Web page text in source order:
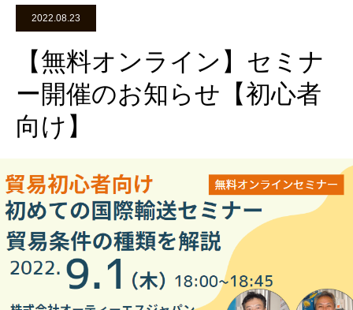
2022.08.23
【無料オンライン】セミナ
ー開催のお知らせ【初心者
向け】